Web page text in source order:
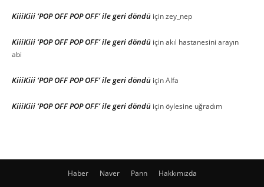
KiiiKiii ‘POP OFF POP OFF’ ile geri döndü içinzey_nep
KiiiKiii ‘POP OFF POP OFF’ ile geri döndü içinakıl hastanesini arayın
abi
KiiiKiii ‘POP OFF POP OFF’ ile geri döndü içinAlfa
KiiiKiii ‘POP OFF POP OFF’ ile geri döndü içinöylesine uğradım
Haber Naver Pann Hakkımızda